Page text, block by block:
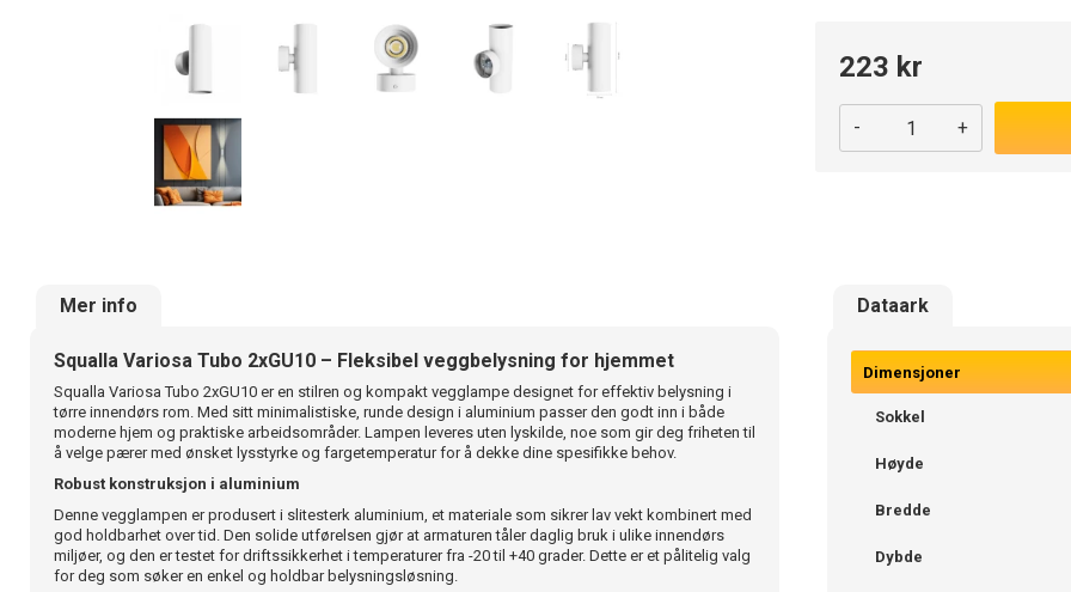
223 kr
- +
Mer info Dataark
Squalla Variosa Tubo 2xGU10 – Fleksibel veggbelysning for hjemmet
Squalla Variosa Tubo 2xGU10 er en stilren og kompakt vegglampe designet for effektiv belysning i
tørre innendørs rom. Med sitt minimalistiske, runde design i aluminium passer den godt inn i både
moderne hjem og praktiske arbeidsområder. Lampen leveres uten lyskilde, noe som gir deg friheten til
å velge pærer med ønsket lysstyrke og fargetemperatur for å dekke dine spesifikke behov.
Robust konstruksjon i aluminium
Denne vegglampen er produsert i slitesterk aluminium, et materiale som sikrer lav vekt kombinert med
god holdbarhet over tid. Den solide utførelsen gjør at armaturen tåler daglig bruk i ulike innendørs
miljøer, og den er testet for driftssikkerhet i temperaturer fra -20 til +40 grader. Dette er et pålitelig valg
for deg som søker en enkel og holdbar belysningsløsning.
Dimensjoner
Sokkel
Høyde
Bredde
Dybde